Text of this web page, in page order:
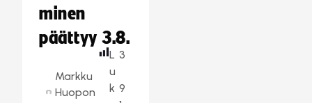
minen
päättyy 3.8.
Markku
Huopon
L
u
k
3
9